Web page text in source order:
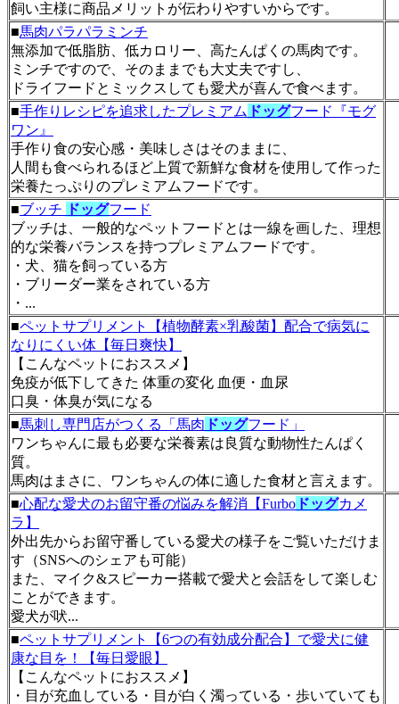
飼い主様に商品メリットが伝わりやすいからです。
■馬肉パラパラミンチ
無添加で低脂肪、低カロリー、高たんぱくの馬肉です。
ミンチですので、そのままでも大丈夫ですし、
ドライフードとミックスしても愛犬が喜んで食べます。
■手作りレシピを追求したプレミアム ドッグフード『モグ
ワン』
手作り食の安心感・美味しさはそのままに、
人間も食べられるほど上質で新鮮な食材を使用して作った
栄養たっぷりのプレミアムフードです。
■ブッチ ドッグフード
ブッチは、一般的なペットフードとは一線を画した、理想
的な栄養バランスを持つプレミアムフードです。
・犬、猫を飼っている方
・ブリーダー業をされている方
・...
■ペットサプリメント【植物酵素×乳酸菌】配合で病気に
なりにくい体【毎日爽快】
【こんなペットにおススメ】
免疫が低下してきた 体重の変化 血便・血尿
口臭・体臭が気になる
■馬刺し専門店がつくる「馬肉 ドッグフード」
ワンちゃんに最も必要な栄養素は良質な動物性たんぱく
質。
馬肉はまさに、ワンちゃんの体に適した食材と言えます。
■心配な愛犬のお留守番の悩みを解消【Furbo ドッグカメ
ラ】
外出先からお留守番している愛犬の様子をご覧いただけま
す（SNSへのシェアも可能）
また、マイク&スピーカー搭載で愛犬と会話をして楽しむ
ことができます。
愛犬が吠...
■ペットサプリメント【6つの有効成分配合】で愛犬に健
康な目を！【毎日愛眼】
【こんなペットにおススメ】
・目が充血している・目が白く濁っている・歩いていても